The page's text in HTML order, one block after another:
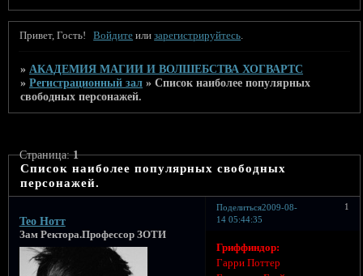
Привет, Гость! Войдите илизарегистрируйтесь.
» АКАДЕМИЯ МАГИИ И ВОЛШЕБСТВА ХОГВАРТС
»Регистрационный зал »Список наиболее популярных
свободных персонажей.
Список наиболее популярных свободных
персонажей.
Страница:1
Поделиться 1
2009-08-
14 05:44:35
Тео Нотт
Зам Ректора.Профессор ЗОТИ
Гриффиндор:
Гарри Поттер